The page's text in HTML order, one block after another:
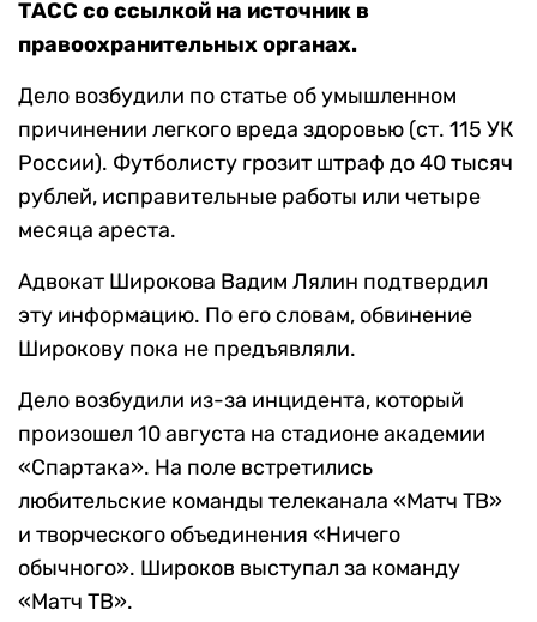
ТАСС со ссылкой на источник в
правоохранительных органах.
Дело возбудили по статье об умышленном
причинении легкого вреда здоровью (ст. 115 УК
России). Футболисту грозит штраф до 40 тысяч
рублей, исправительные работы или четыре
месяца ареста.
Адвокат Широкова Вадим Лялин подтвердил
эту информацию. По его словам, обвинение
Широкову пока не предъявляли.
Дело возбудили из-за инцидента, который
произошел 10 августа на стадионе академии
«Спартака». На поле встретились
любительские команды телеканала «Матч ТВ»
и творческого объединения «Ничего
обычного». Широков выступал за команду
«Матч ТВ».